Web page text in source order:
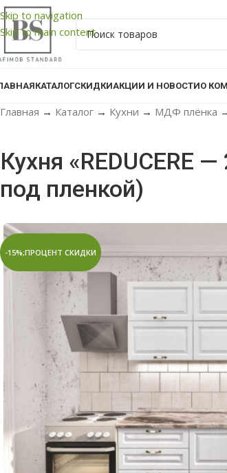
Skip to navigation
Skip to main content
КАТАЛОГСКИДКИАКЦИИ И НОВОСТИО
Главная → Каталог → Кухни → МДФ плёнка
Кухня
под пленкой)
-15%;ПРОЦЕНТ СКИДКИ